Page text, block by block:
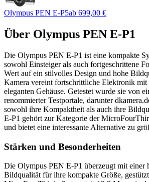
Olympus PEN E-P5ab 699,00 €
Über Olympus PEN E-P1
Die Olympus PEN E-P1 ist eine kompakte
sowohl Einsteiger als auch fortgeschrittene
Wert auf ein stilvolles Design und hohe
Kamera vereint fortschrittliche Elektronik mit
eleganten Gehäuse. Getestet wurde sie von
renommierter Testportale, darunter
sowohl ihre Kompaktheit als auch ihre
E-P1 gehört zur Kategorie der
und bietet eine interessante Alternative zu
Stärken und Besonderheiten
Die Olympus PEN E-P1 überzeugt mit einer
Bildqualität für ihre kompakte Größe,